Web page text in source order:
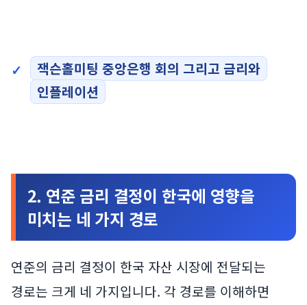
잭슨홀미팅 중앙은행 회의 그리고 금리와
인플레이션
2. 연준 금리 결정이 한국에 영향을
미치는 네 가지 경로
연준의 금리 결정이 한국 자산 시장에 전달되는
경로는 크게 네 가지입니다. 각 경로를 이해하면